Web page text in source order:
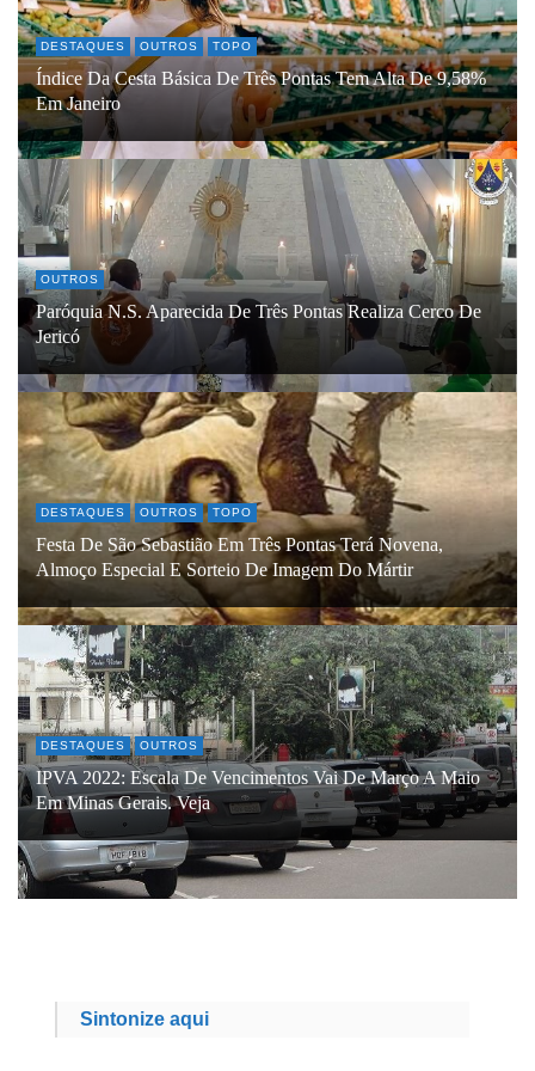
DESTAQUES OUTROS TOPO
Índice Da Cesta Básica De Três Pontas Tem Alta De 9,58%
Em Janeiro
OUTROS
Paróquia N.S. Aparecida De Três Pontas Realiza Cerco De
Jericó
DESTAQUES OUTROS TOPO
Festa De São Sebastião Em Três Pontas Terá Novena,
Almoço Especial E Sorteio De Imagem Do Mártir
DESTAQUES OUTROS
IPVA 2022: Escala De Vencimentos Vai De Março A Maio
Em Minas Gerais. Veja
Sintonize aqui